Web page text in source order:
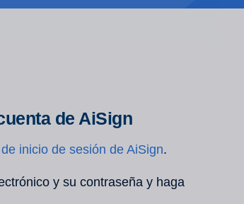
de AiSign
inicio de sesión de AiSign.
y su contraseña y haga